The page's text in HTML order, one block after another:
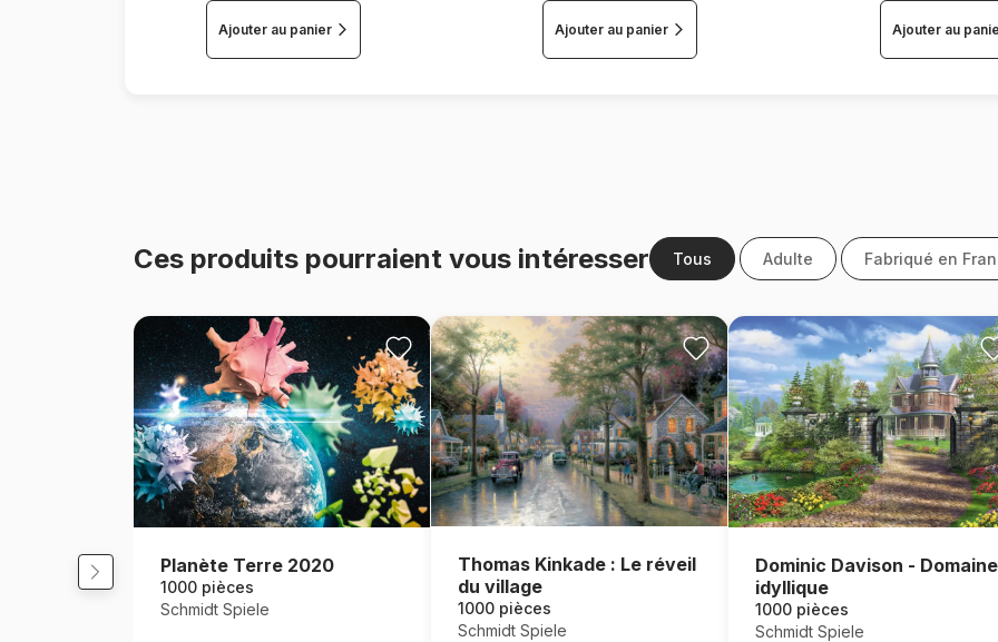
Ajouter au panier Ajouter au panier Ajouter au
Ces produits pourraient vous intéresser Tous Adulte Fabriqué en
Planète Terre 2020
1000 pièces
Schmidt Spiele
Thomas Kinkade : Le réveil
du village
1000 pièces
Schmidt Spiele
Dominic Davison - Domaine
idyllique
1000 pièces
Schmidt Spiele